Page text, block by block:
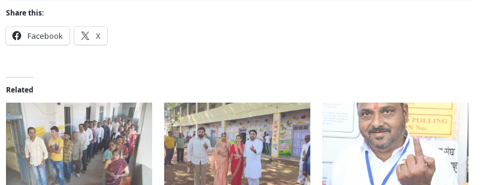
Share this:
Facebook X
Related